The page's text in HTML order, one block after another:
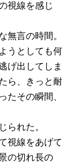
視線を感じ
言の時間。
うとしても何
げ出してしま
ら、きっと耐
たその瞬間、
られた。
視線をあげて
の切れ長の